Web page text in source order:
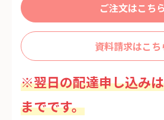
ご注文はこちら
資料請求はこち
※翌日の配達申し込み
までです。